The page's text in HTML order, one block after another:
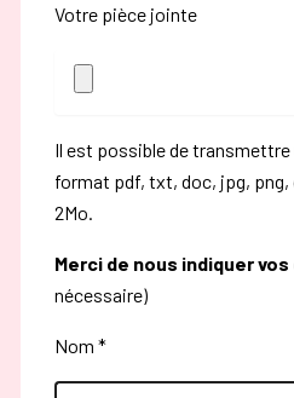
Votre pièce jointe
Il est possible de
format pdf, txt, doc, jpg, png,
2Mo.
Merci de nous indiquer
nécessaire)
Nom *